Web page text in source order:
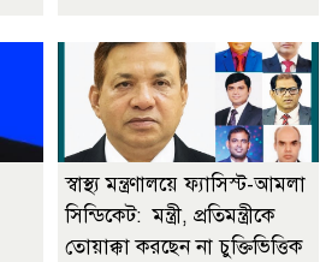
স্বাস্থ্য মন্ত্রণালয়ে ফ্যাসিস্ট-আমলা
সিন্ডিকেট: মন্ত্রী, প্রতিমন্ত্রীকে
তোয়াক্কা করছেন না চুক্তিভিত্তিক